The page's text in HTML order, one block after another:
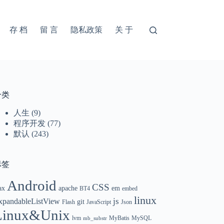
存 档 留 言 隐私政策 关 于
类
人生 (9)
程序开发 (77)
默认 (243)
签
Android apache BT4 CSS em embed
Flash git JavaScript js Json linux
lvm mb_substr MyBatis MySQL